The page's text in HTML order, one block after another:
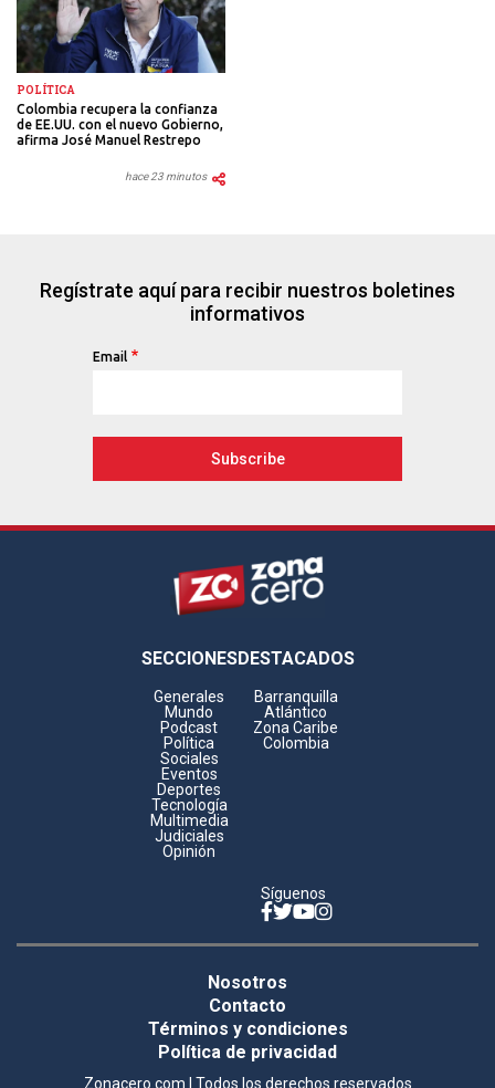
POLÍTICA
Colombia recupera la confianza
de EE.UU. con el nuevo Gobierno,
afirma José Manuel Restrepo
hace 23 minutos
Regístrate aquí para recibir nuestros boletines
informativos
Email
SECCIONES
Generales
Mundo
Podcast
Política
Sociales
Eventos
Deportes
Tecnología
Multimedia
Judiciales
Opinión
DESTACADOS
Barranquilla
Atlántico
Zona Caribe
Colombia
Síguenos
Nosotros
Contacto
Términos y condiciones
Política de privacidad
Zonacero.com | Todos los derechos reservados